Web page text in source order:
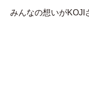
みんなの想いがKOJI